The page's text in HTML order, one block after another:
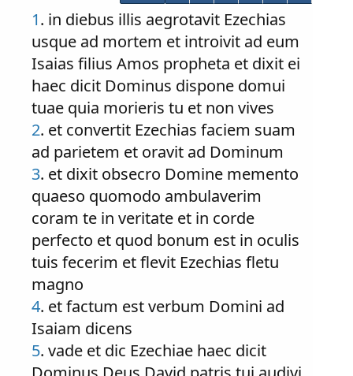
1. in diebus illis aegrotavit Ezechias
usque ad mortem et introivit ad eum
Isaias filius Amos propheta et dixit ei
haec dicit Dominus dispone domui
tuae quia morieris tu et non vives
2. et convertit Ezechias faciem suam
ad parietem et oravit ad Dominum
3. et dixit obsecro Domine memento
quaeso quomodo ambulaverim
coram te in veritate et in corde
perfecto et quod bonum est in oculis
tuis fecerim et flevit Ezechias fletu
magno
4. et factum est verbum Domini ad
Isaiam dicens
5. vade et dic Ezechiae haec dicit